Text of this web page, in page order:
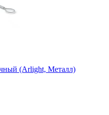
(Arlight, Металл)